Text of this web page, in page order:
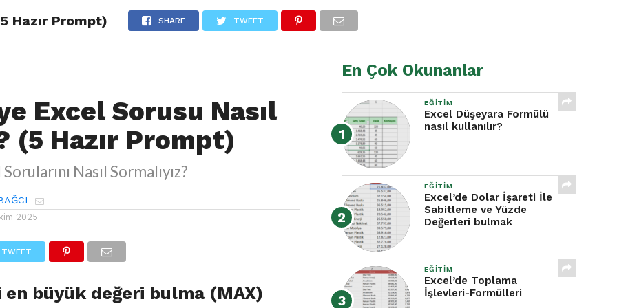
KIMDIR? AJANDA KURUMSAL EXCEL EĞITIMI KITAP
Hazır Prompt) SHARE TWEET
Excel Sorusu Nasıl
(5 Hazır Prompt)
Nasıl Sormalıyız?
2025
TWEET
en büyük değeri bulma (MAX)
En Çok Okunanlar
EĞITIM
Excel Düşeyara Formülü
nasıl kullanılır?
EĞITIM
Excel’de Dolar İşareti İle
Sabitleme ve Yüzde
Değerleri bulmak
EĞITIM
Excel’de Toplama
İşlevleri-Formülleri